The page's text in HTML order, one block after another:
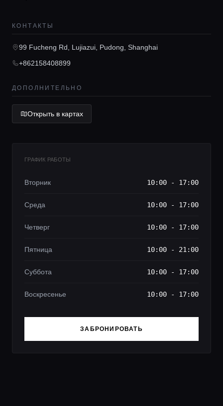
Главная
Локации
Гиды
Консьерж сервис
Lifestyle журнал
КОНТАКТЫ
99 Fucheng Rd, Lujiazui, Pudong, Shanghai
+862158408899
ДОПОЛНИТЕЛЬНО
Открыть в картах
ГРАФИК РАБОТЫ
Вторник 10:00 - 17:00
Среда 10:00 - 17:00
Четверг 10:00 - 17:00
Пятница 10:00 - 21:00
Суббота 10:00 - 17:00
Воскресенье 10:00 - 17:00
ЗАБРОНИРОВАТЬ